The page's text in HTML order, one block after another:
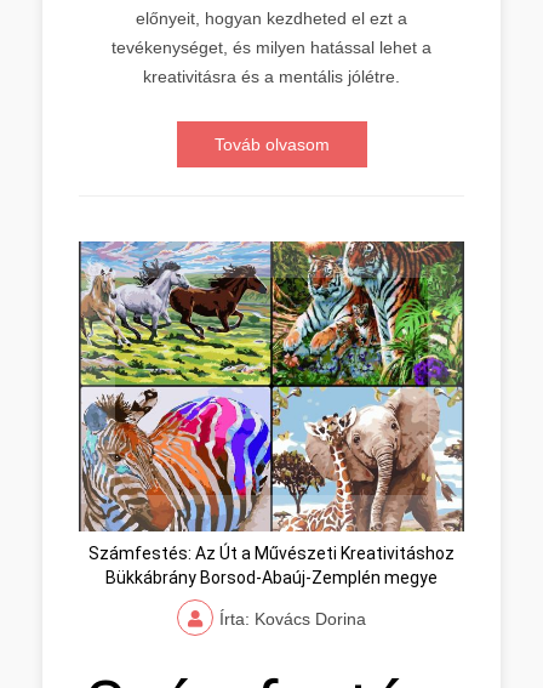
előnyeit, hogyan kezdheted el ezt a
tevékenységet, és milyen hatással lehet a
kreativitásra és a mentális jólétre.
Továb olvasom
Számfestés: Az Út a Művészeti Kreativitáshoz
Bükkábrány Borsod-Abaúj-Zemplén megye
Írta: Kovács Dorina